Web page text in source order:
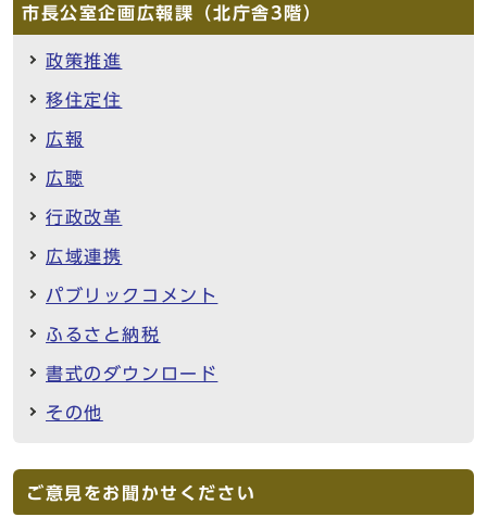
市長公室企画広報課（北庁舎3階）
政策推進
移住定住
広報
広聴
行政改革
広域連携
パブリックコメント
ふるさと納税
書式のダウンロード
その他
ご意見をお聞かせください